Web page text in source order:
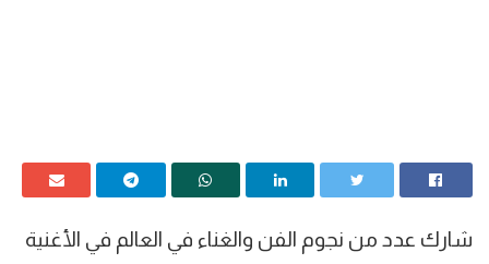
شارك عدد من نجوم الفن والغناء في العالم في الأغنية